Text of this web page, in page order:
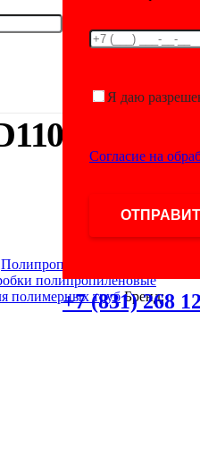
Я даю
Согласие на
+7 (831) 268
полимерных
Green
Полипропиленовые
полипропиленовые
полимерных труб Бренд: